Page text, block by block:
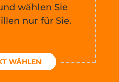
wählen Sie
nur für Sie.
WÄHLEN